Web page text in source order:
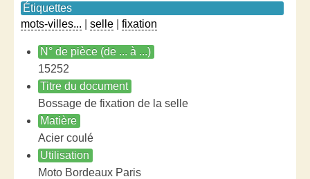
Étiquettes
mots-villes...
selle fixation
N° de pièce (de ... à ...)
15252
Titre du document
Bossage de fixation de la selle
Matière
Acier coulé
Utilisation
Moto Bordeaux Paris